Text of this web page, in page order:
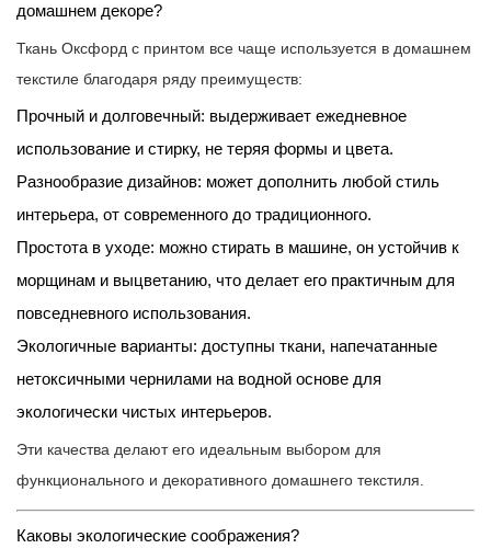
домашнем декоре?
Ткань Оксфорд с принтом все чаще используется в домашнем
текстиле благодаря ряду преимуществ:
Прочный и долговечный: выдерживает ежедневное
использование и стирку, не теряя формы и цвета.
Разнообразие дизайнов: может дополнить любой стиль
интерьера, от современного до традиционного.
Простота в уходе: можно стирать в машине, он устойчив к
морщинам и выцветанию, что делает его практичным для
повседневного использования.
Экологичные варианты: доступны ткани, напечатанные
нетоксичными чернилами на водной основе для
экологически чистых интерьеров.
Эти качества делают его идеальным выбором для
функционального и декоративного домашнего текстиля.
Каковы экологические соображения?